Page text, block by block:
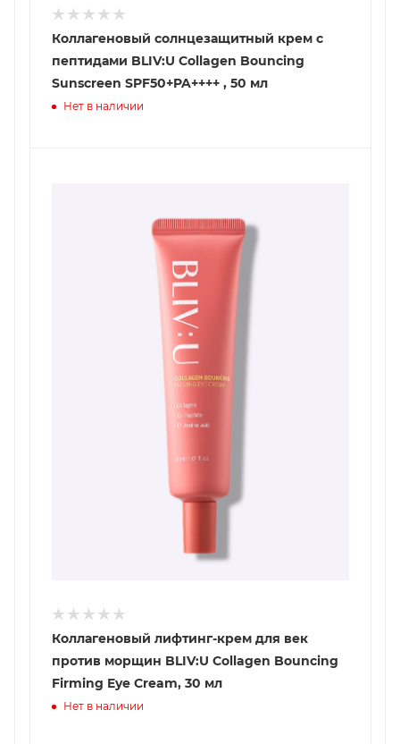
Коллагеновый солнцезащитный крем с
пептидами BLIV:U Collagen Bouncing
Sunscreen SPF50+PA++++ , 50 мл
Нет в наличии
Коллагеновый лифтинг-крем для век
против морщин BLIV:U Collagen Bouncing
Firming Eye Cream, 30 мл
Нет в наличии